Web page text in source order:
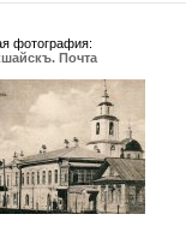
фотография:
Почта